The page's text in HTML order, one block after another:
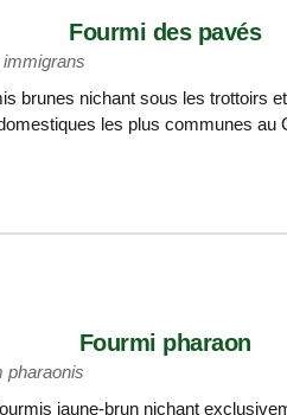
Fourmi des pavés
brunes nichant sous les trottoirs
les plus communes au
Fourmi pharaon
pharaonis
jaune-brun nichant